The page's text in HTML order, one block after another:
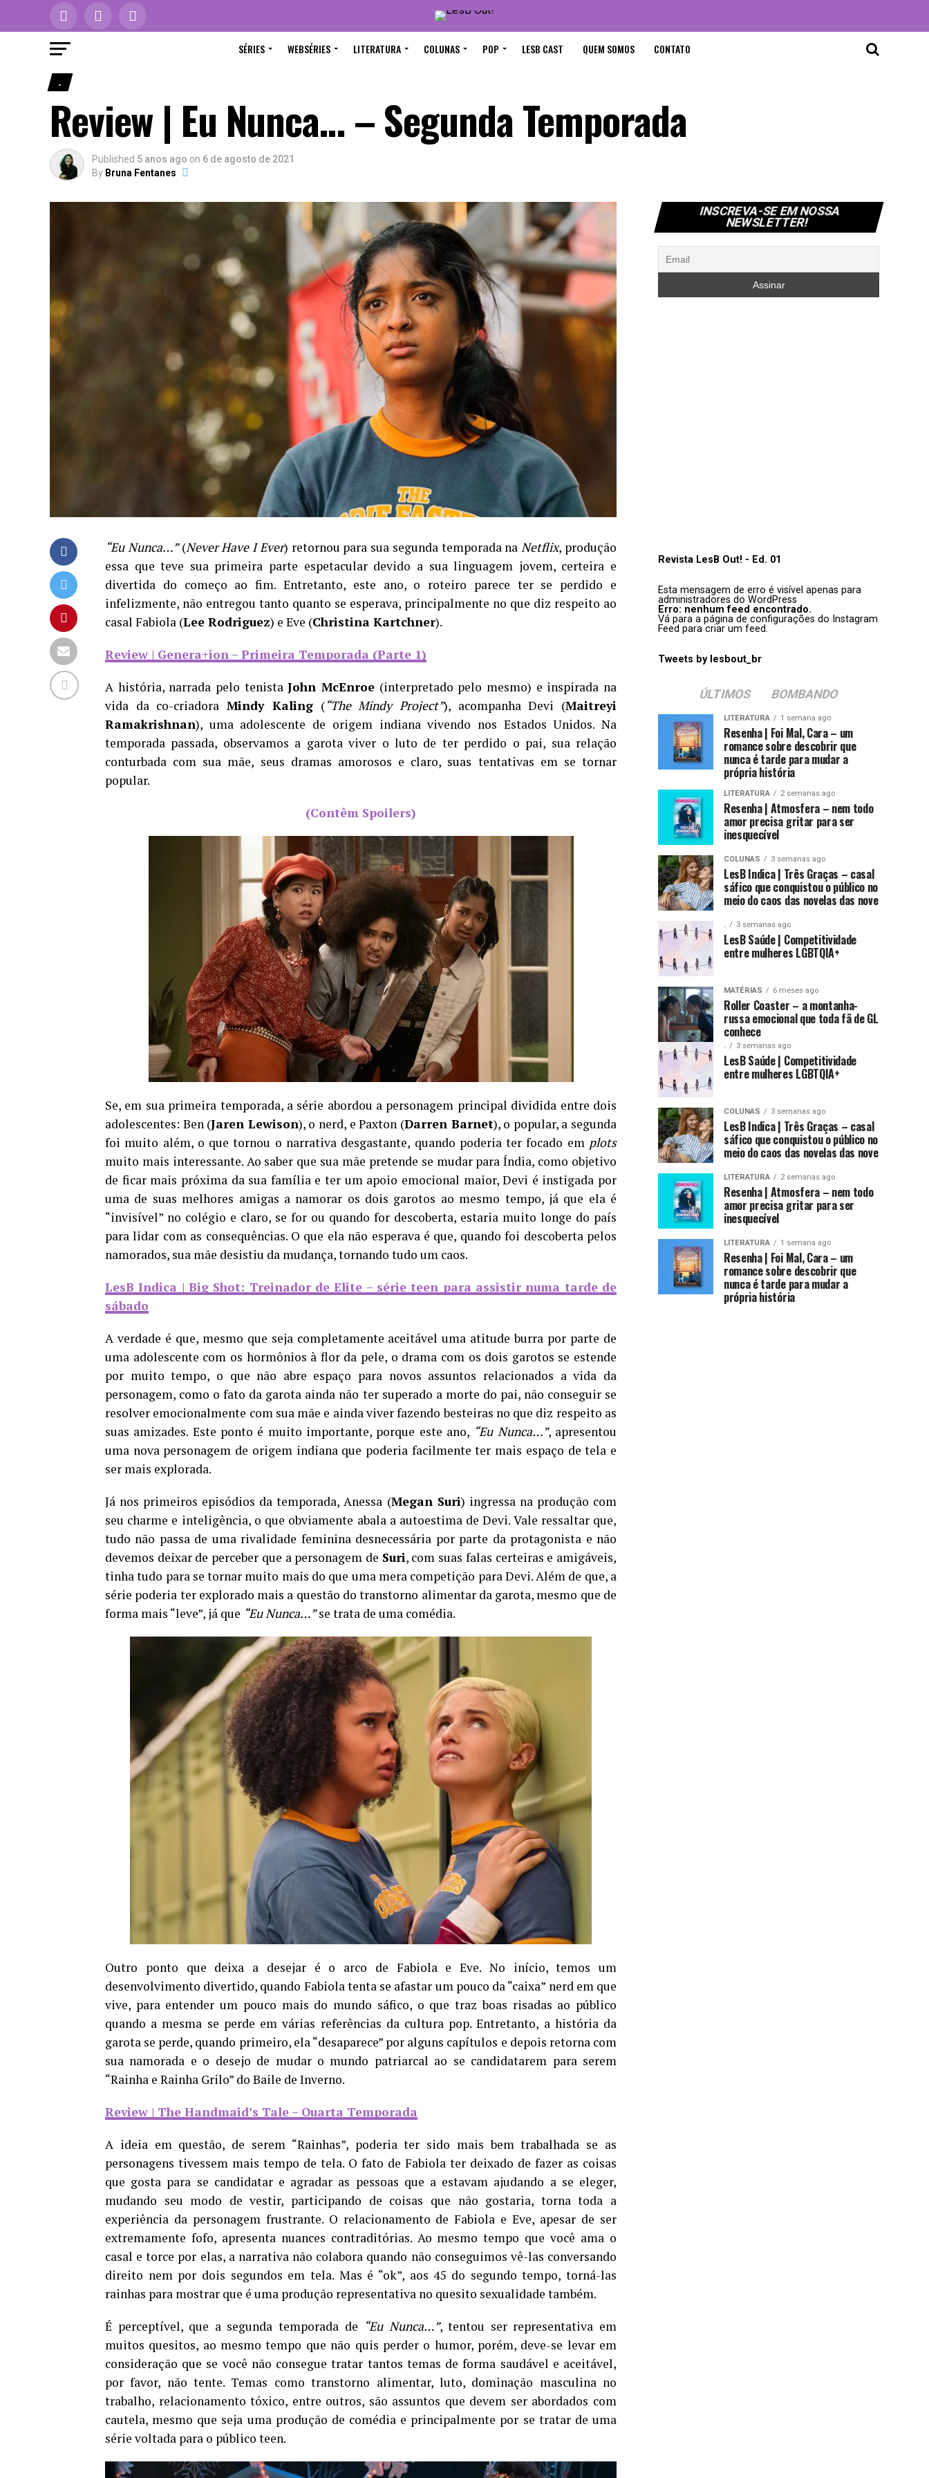
SÉRIES WEBSÉRIES LITERATURA COLUNAS POP LESB CAST QUEM SOMOS CONTATO
.
Review | Eu Nunca… – Segunda Temporada
Published 5 anos ago on 6 de agosto de 2021
By Bruna Fentanes
“Eu Nunca…”(Never Have I Ever) retornou para sua segunda temporada na Netflix, produção
essa que teve sua primeira parte espetacular devido a sua linguagem jovem, certeira e
divertida do começo ao fim. Entretanto, este ano, o roteiro parece ter se perdido e
infelizmente, não entregou tanto quanto se esperava, principalmente no que diz respeito ao
casal Fabiola (Lee Rodriguez) e Eve (Christina Kartchner).
Review | Genera+ion – Primeira Temporada (Parte 1)
A história, narrada pelo tenistaJohn McEnroe (interpretado pelo mesmo) e inspirada na
vida da co-criadoraMindy Kaling(“The Mindy Project”), acompanha Devi (Maitreyi
Ramakrishnan), uma adolescente de origem indiana vivendo nos Estados Unidos. Na
temporada passada, observamos a garota viver o luto de ter perdido o pai, sua relação
conturbada com sua mãe, seus dramas amorosos e claro, suas tentativas em se tornar
popular.
(Contêm Spoilers)
Se, em sua primeira temporada, a série abordou a personagem principal dividida entre dois
adolescentes: Ben (Jaren Lewison), o nerd, e Paxton (Darren Barnet), o popular, a segunda
foi muito além, o que tornou o narrativa desgastante, quando poderia ter focado em plots
muito mais interessante. Ao saber que sua mãe pretende se mudar para Índia, como objetivo
de ficar mais próxima da sua família e ter um apoio emocional maior, Devi é instigada por
uma de suas melhores amigas a namorar os dois garotos ao mesmo tempo, já que ela é
“invisível” no colégio e claro, se for ou quando for descoberta, estaria muito longe do país
para lidar com as consequências. O que ela não esperava é que, quando foi descoberta pelos
namorados, sua mãe desistiu da mudança, tornando tudo um caos.
LesB Indica | Big Shot: Treinador de Elite – série teen para assistir numa tarde de
sábado
A verdade é que, mesmo que seja completamente aceitável uma atitude burra por parte de
uma adolescente com os hormônios à flor da pele, o drama com os dois garotos se estende
por muito tempo, o que não abre espaço para novos assuntos relacionados a vida da
personagem, como o fato da garota ainda não ter superado a morte do pai, não conseguir se
resolver emocionalmente com sua mãe e ainda viver fazendo besteiras no que diz respeito as
suas amizades. Este ponto é muito importante, porque este ano, “Eu Nunca…”, apresentou
uma nova personagem de origem indiana que poderia facilmente ter mais espaço de tela e
ser mais explorada.
Já nos primeiros episódios da temporada, Anessa (Megan Suri) ingressa na produção com
seu charme e inteligência, o que obviamente abala a autoestima de Devi. Vale ressaltar que,
tudo não passa de uma rivalidade feminina desnecessária por parte da protagonista e não
devemos deixar de perceber que a personagem de Suri, com suas falas certeiras e amigáveis,
tinha tudo para se tornar muito mais do que uma mera competição para Devi. Além de que, a
série poderia ter explorado mais a questão do transtorno alimentar da garota, mesmo que de
forma mais “leve”, já que “Eu Nunca…”se trata de uma comédia.
Outro ponto que deixa a desejar é o arco de Fabiola e Eve. No início, temos um
desenvolvimento divertido, quando Fabiola tenta se afastar um pouco da “caixa” nerd em que
vive, para entender um pouco mais do mundo sáfico, o que traz boas risadas ao público
quando a mesma se perde em várias referências da cultura pop. Entretanto, a história da
garota se perde, quando primeiro, ela “desaparece” por alguns capítulos e depois retorna com
sua namorada e o desejo de mudar o mundo patriarcal ao se candidatarem para serem
“Rainha e Rainha Grilo” do Baile de Inverno.
Review | The Handmaid’s Tale – Quarta Temporada
A ideia em questão, de serem “Rainhas”, poderia ter sido mais bem trabalhada se as
personagens tivessem mais tempo de tela. O fato de Fabiola ter deixado de fazer as coisas
que gosta para se candidatar e agradar as pessoas que a estavam ajudando a se eleger,
mudando seu modo de vestir, participando de coisas que não gostaria, torna toda a
experiência da personagem frustrante. O relacionamento de Fabiola e Eve, apesar de ser
extremamente fofo, apresenta nuances contraditórias. Ao mesmo tempo que você ama o
casal e torce por elas, a narrativa não colabora quando não conseguimos vê-las conversando
direito nem por dois segundos em tela. Mas é “ok”, aos 45 do segundo tempo, torná-las
rainhas para mostrar que é uma produção representativa no quesito sexualidade também.
É perceptível, que a segunda temporada de “Eu Nunca…”, tentou ser representativa em
muitos quesitos, ao mesmo tempo que não quis perder o humor, porém, deve-se levar em
consideração que se você não consegue tratar tantos temas de forma saudável e aceitável,
por favor, não tente. Temas como transtorno alimentar, luto, dominação masculina no
trabalho, relacionamento tóxico, entre outros, são assuntos que devem ser abordados com
cautela, mesmo que seja uma produção de comédia e principalmente por se tratar de uma
série voltada para o público teen.
INSCREVA-SE EM NOSSA
NEWSLETTER!
Revista LesB Out! - Ed. 01
Esta mensagem de erro é visível apenas para
administradores do WordPress
Erro: nenhum feed encontrado.
Vá para a página de configurações do Instagram
Feed para criar um feed.
Tweets by lesbout_br
ÚLTIMOS BOMBANDO
LITERATURA 1 semana ago
Resenha | Foi Mal, Cara – um
romance sobre descobrir que
nunca é tarde para mudar a
própria história
LITERATURA 2 semanas ago
Resenha | Atmosfera – nem todo
amor precisa gritar para ser
inesquecível
COLUNAS 3 semanas ago
LesB Indica | Três Graças – casal
sáfico que conquistou o público no
meio do caos das novelas das nove
. 3 semanas ago
LesB Saúde | Competitividade
entre mulheres LGBTQIA+
MATÉRIAS 6 meses ago
Roller Coaster – a montanha-
russa emocional que toda fã de GL
conhece
. 3 semanas ago
LesB Saúde | Competitividade
entre mulheres LGBTQIA+
COLUNAS 3 semanas ago
LesB Indica | Três Graças – casal
sáfico que conquistou o público no
meio do caos das novelas das nove
LITERATURA 2 semanas ago
Resenha | Atmosfera – nem todo
amor precisa gritar para ser
inesquecível
LITERATURA 1 semana ago
Resenha | Foi Mal, Cara – um
romance sobre descobrir que
nunca é tarde para mudar a
própria história